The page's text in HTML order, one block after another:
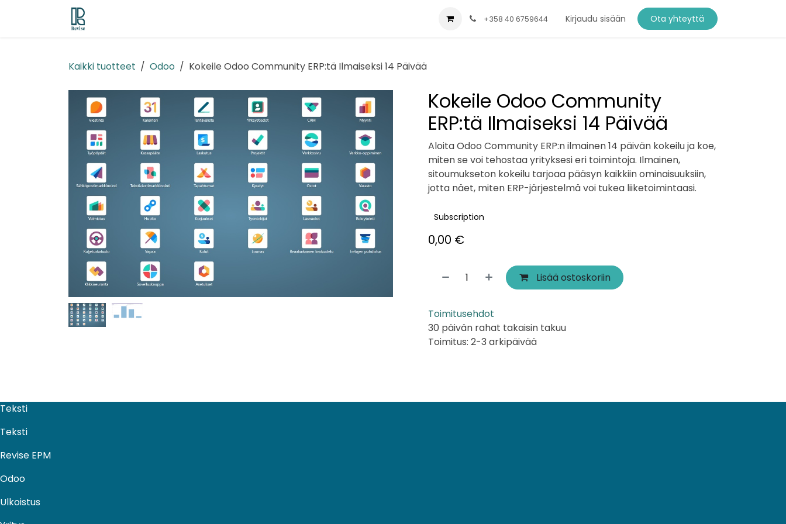
Blog +358 40 6759644 Kirjaudu sisään Ota yhteyttä
Kaikki tuotteet Odoo Kokeile Odoo Community ERP:tä Ilmaiseksi 14 Päivää
Kokeile Odoo Community
ERP:tä Ilmaiseksi 14 Päivää
Aloita Odoo Community ERP:n ilmainen 14 päivän kokeilu ja koe,
miten se voi tehostaa yrityksesi eri toimintoja. Ilmainen,
sitoumukseton kokeilu tarjoaa pääsyn kaikkiin ominaisuuksiin,
jotta näet, miten ERP-järjestelmä voi tukea liiketoimintaasi.
Subscription
0,00 €
Lisää ostoskoriin
Toimitusehdot
30 päivän rahat takaisin takuu
Toimitus: 2-3 arkipäivää
Teksti
Teksti
Revise EPM
Odoo
Ulkoistus​